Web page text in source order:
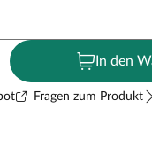
In den
Fragen zum Produkt